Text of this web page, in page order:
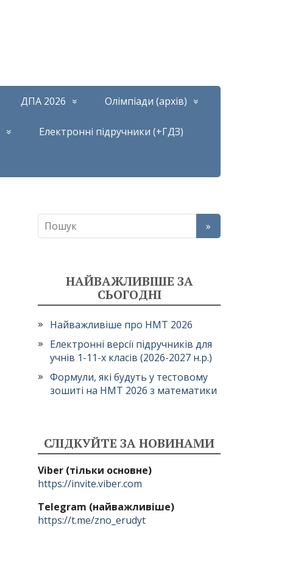
ДПА 2026 Олімпіади (архів)
Електронні підручники (+ГДЗ)
НАЙВАЖЛИВІШЕ ЗА
СЬОГОДНІ
Найважливіше про НМТ 2026
Електронні версії підручників для
учнів 1-11-х класів (2026-2027 н.р.)
Формули, які будуть у тестовому
зошиті на НМТ 2026 з математики
СЛІДКУЙТЕ ЗА НОВИНАМИ
Viber (тільки основне)
https://invite.viber.com
Telegram (найважливіше)
https://t.me/zno_erudyt